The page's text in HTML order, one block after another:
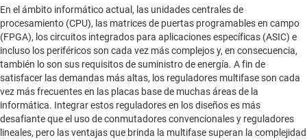
En el ámbito informático actual, las unidades centrales de
procesamiento (CPU), las matrices de puertas programables en campo
(FPGA), los circuitos integrados para aplicaciones específicas (ASIC) e
incluso los periféricos son cada vez más complejos y, en consecuencia,
también lo son sus requisitos de suministro de energía. A fin de
satisfacer las demandas más altas, los reguladores multifase son cada
vez más frecuentes en las placas base de muchas áreas de la
informática. Integrar estos reguladores en los diseños es más
desafiante que el uso de conmutadores convencionales y reguladores
lineales, pero las ventajas que brinda la multifase superan la complejidad